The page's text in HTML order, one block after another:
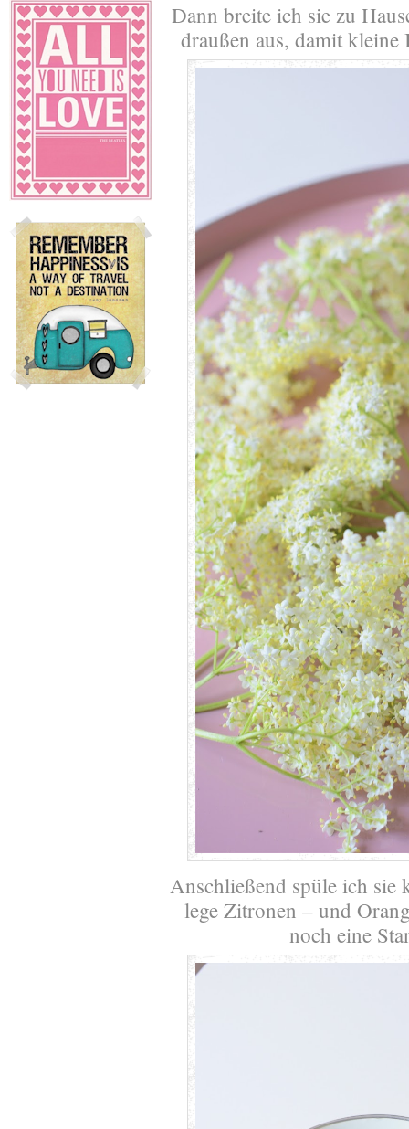
Dann breite ich sie zu
draußen aus, damit
Anschließend spüle ich sie
lege Zitronen – und
noch eine